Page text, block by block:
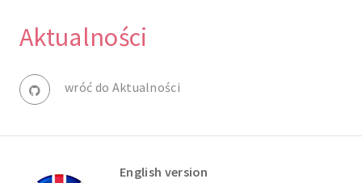
Aktualności
wróć do Aktualności
English version